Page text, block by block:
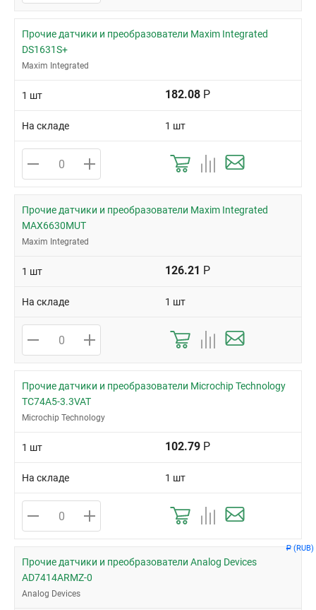
Р (RUB)
Прочие датчики и преобразователи Maxim Integrated
DS1631S+
Maxim Integrated
1 шт 182.08 Р
На складе 1 шт
Прочие датчики и преобразователи Maxim Integrated
MAX6630MUT
Maxim Integrated
1 шт 126.21 Р
На складе 1 шт
Прочие датчики и преобразователи Microchip Technology
TC74A5-3.3VAT
Microchip Technology
1 шт 102.79 Р
На складе 1 шт
Прочие датчики и преобразователи Analog Devices
AD7414ARMZ-0
Analog Devices